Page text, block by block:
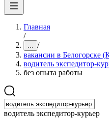
Главная
/
... /
вакансии в Белогорске
водитель экспедитор-
без опыта работы
водитель экспедитор-курьер